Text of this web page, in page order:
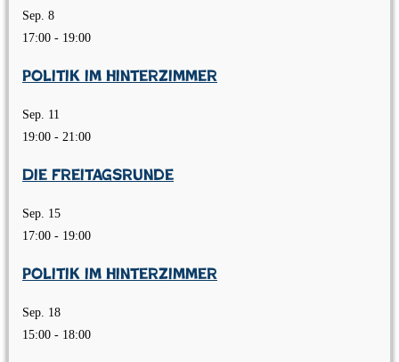
Sep. 8
17:00 - 19:00
Politik im Hinterzimmer
Sep. 11
19:00 - 21:00
Die Freitagsrunde
Sep. 15
17:00 - 19:00
Politik im Hinterzimmer
Sep. 18
15:00 - 18:00